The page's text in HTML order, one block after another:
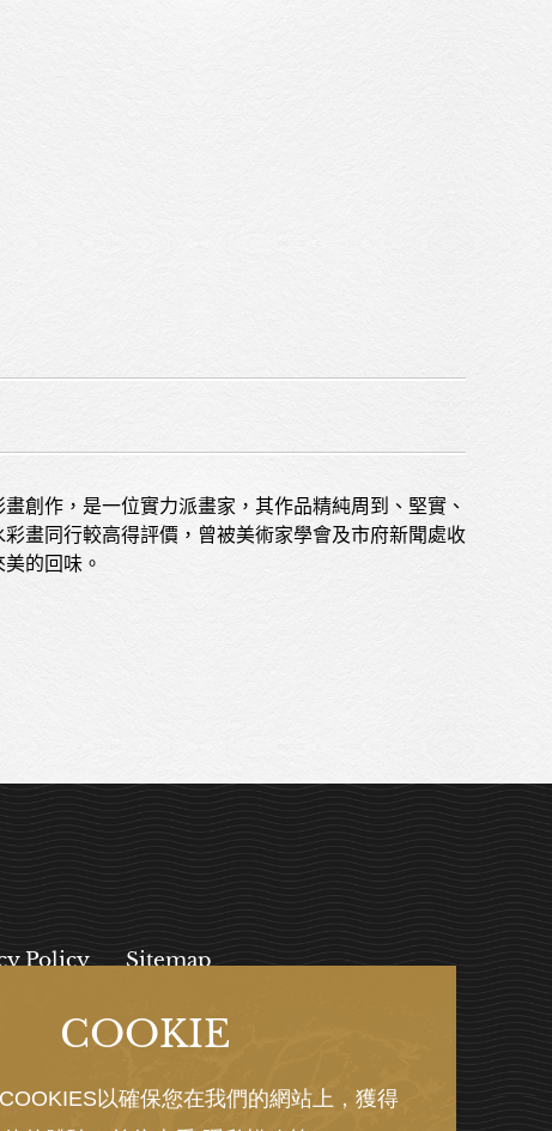
COOKIE
以確保您在我們的網站上，獲得
創作，是一位實力派畫家，其作品精純周到、堅實、
畫同行較高得評價，曾被美術家學會及市府新聞處收
的回味。
Policy Sitemap
112027